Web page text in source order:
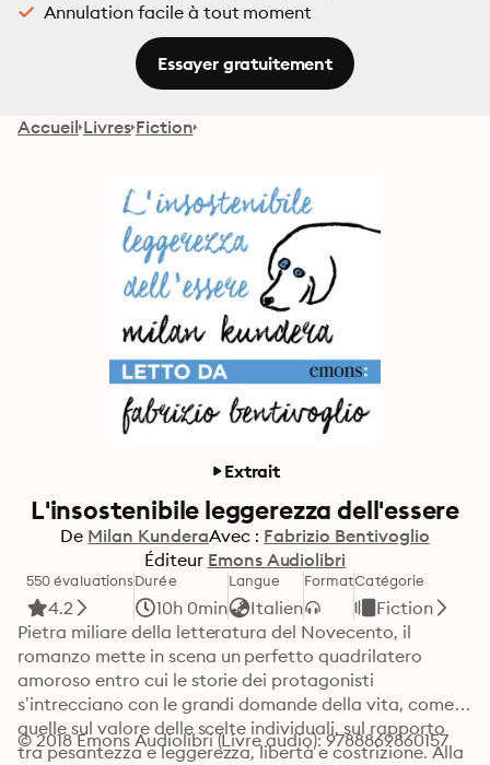
Annulation facile à tout moment
Essayer gratuitement
Accueil Livres Fiction
Extrait
L'insostenibile leggerezza dell'essere
De Milan KunderaAvec : Fabrizio Bentivoglio
Éditeur Emons Audiolibri
550 évaluations
4.2
Durée
10h 0min
Langue
Italien
FormatCatégorie
Fiction
Pietra miliare della letteratura del Novecento, il
romanzo mette in scena un perfetto quadrilatero
amoroso entro cui le storie dei protagonisti
s’intrecciano con le grandi domande della vita, come
quelle sul valore delle scelte individuali, sul rapporto
tra pesantezza e leggerezza, libertà e costrizione. Alla
© 2018 Emons Audiolibri (Livre audio): 9788869860157